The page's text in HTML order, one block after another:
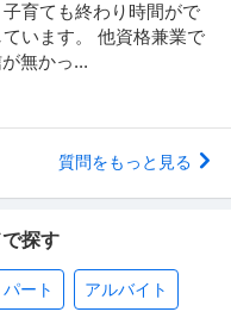
育ても終わり時間がで
います。 他資格兼業で
無かっ...
質問をもっと見る
探す
パート アルバイト